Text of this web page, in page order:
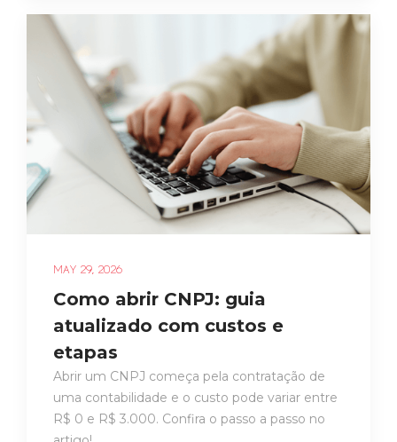
MAY 29, 2026
Como abrir CNPJ: guia
atualizado com custos e
etapas
Abrir um CNPJ começa pela contratação de
uma contabilidade e o custo pode variar entre
R$ 0 e R$ 3.000. Confira o passo a passo no